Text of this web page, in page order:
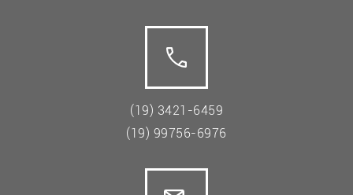
(19) 3421-6459
(19) 99756-6976